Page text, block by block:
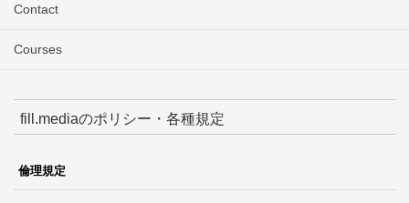
Contact
Courses
fill.mediaのポリシー・各種規定
倫理規定